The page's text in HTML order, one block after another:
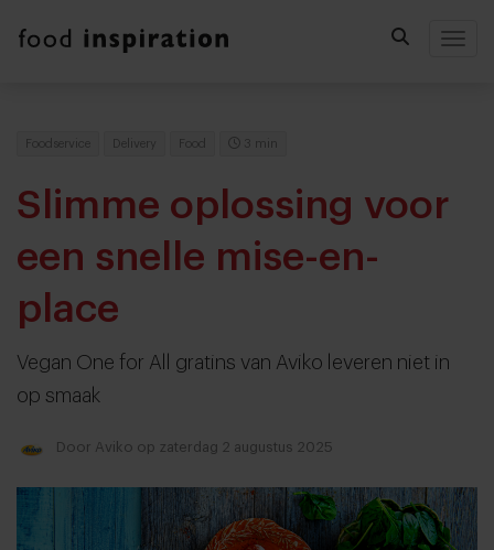
Foodservice Delivery Food 3 min
Slimme oplossing voor
een snelle mise-en-
place
Vegan One for All gratins van Aviko leveren niet in
op smaak
Door Aviko op zaterdag 2 augustus 2025